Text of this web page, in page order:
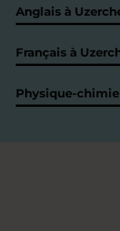
Anglais à
Français à
Physique-